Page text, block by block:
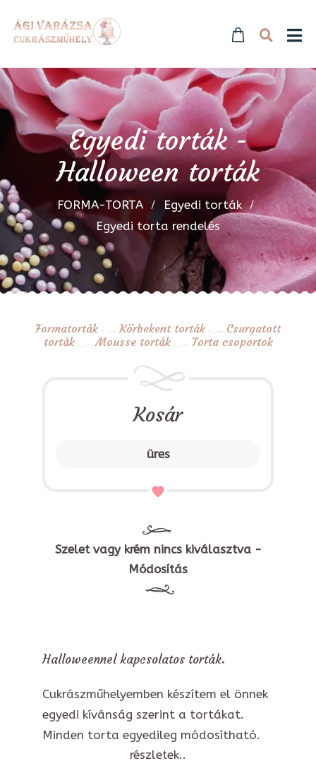
Egyedi torták -
Halloween torták
FORMA-TORTA
Egyedi torták
Egyedi torta rendelés
Formatorták Körbekent torták
Csurgatott
torták
Mousse torták Torta csoportok
Kosár
üres
Szelet vagy krém nincs kiválasztva -
Módosítás
Halloweennel kapcsolatos torták.
Cukrászműhelyemben készítem el önnek
egyedi kívánság szerint a tortákat.
Minden torta egyedileg módosítható.
részletek..